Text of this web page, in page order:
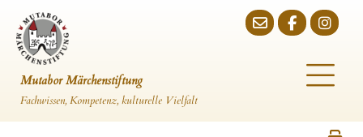
Mutabor Märchenstiftung
Fachwissen, Kompetenz, kulturelle Vielfalt